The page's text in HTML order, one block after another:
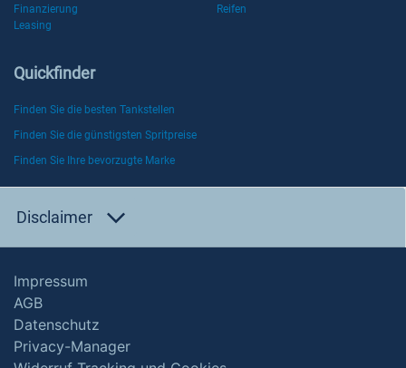
Finanzierung
Reifen
Leasing
Quickfinder
Finden Sie die besten Tankstellen
Finden Sie die günstigsten Spritpreise
Finden Sie Ihre bevorzugte Marke
Disclaimer
Impressum
AGB
Datenschutz
Privacy-Manager